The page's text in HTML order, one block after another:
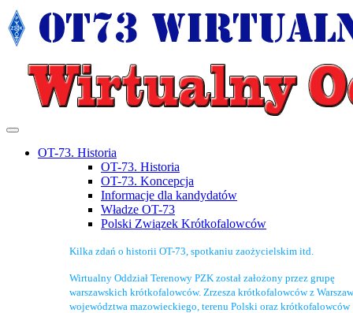
OT-73. Historia
OT-73. Historia
OT-73. Koncepcja
Informacje dla kandydatów
Władze OT-73
Polski Związek Krótkofalowców
Kilka zdań o historii OT-73, spotkaniu zaożycielskim itd.
Wirtualny Oddział Terenowy PZK został założony przez grupę
warszawskich krótkofalowców. Zrzesza krótkofalowców z
województwa mazowieckiego, terenu Polski oraz krótkofalowców